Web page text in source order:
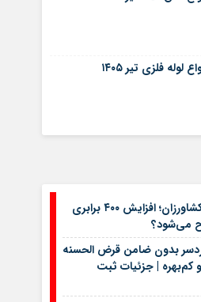
فلزی تیر ۱۴۰۵
خبر خوب برای کشاورزان؛ افزایش ۴۰۰ برابری
می‌شود؟
بدون ضامن قرض الحسنه
کم‌بهره | جزئیات ثبت